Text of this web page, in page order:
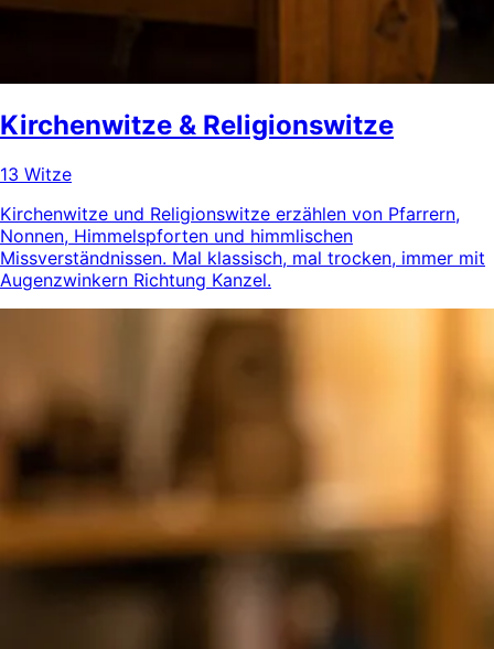
Kirchenwitze & Religionswitze
13 Witze
Kirchenwitze und Religionswitze erzählen von Pfarrern,
Nonnen, Himmelspforten und himmlischen
Missverständnissen. Mal klassisch, mal trocken, immer mit
Augenzwinkern Richtung Kanzel.